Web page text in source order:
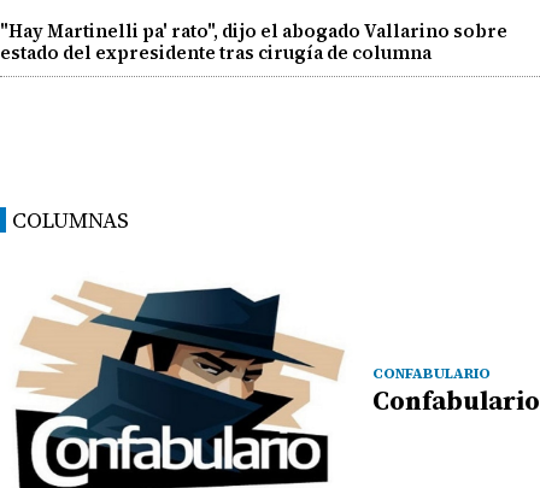
"Hay Martinelli pa' rato", dijo el abogado Vallarino sobre
estado del expresidente tras cirugía de columna
COLUMNAS
CONFABULARIO
Confabulario